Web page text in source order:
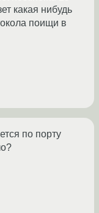
какая нибудь
поищи в
по порту